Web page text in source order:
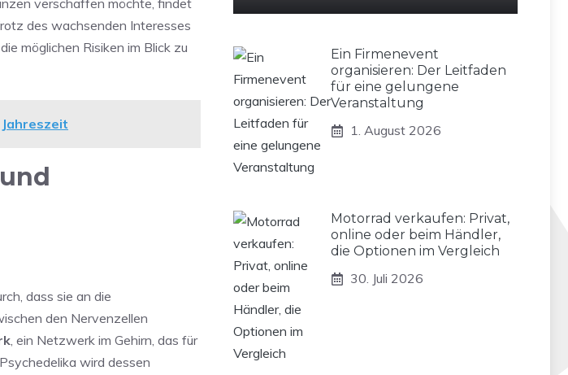
verschaffen möchte, findet
des wachsenden Interesses
möglichen Risiken im Blick zu
dass sie an die
den Nervenzellen
, ein Netzwerk im Gehirn, das für
wird dessen
Ein Firmenevent
organisieren: Der Leitfaden
für eine gelungene
Veranstaltung
1. August 2026
Motorrad verkaufen: Privat,
online oder beim Händler,
die Optionen im Vergleich
30. Juli 2026